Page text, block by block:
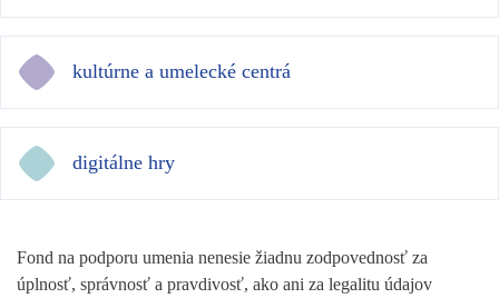
kultúrne a umelecké centrá
digitálne hry
Fond na podporu umenia nenesie žiadnu zodpovednosť za
úplnosť, správnosť a pravdivosť, ako ani za legalitu údajov